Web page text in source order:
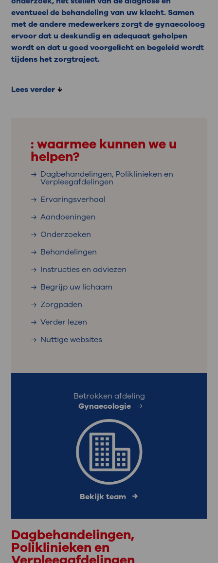
eventueel de behandeling van uw klacht. Samen
met de andere medewerkers zorgt de gynaecoloog
ervoor dat u deskundig en adequaat geholpen
wordt en dat u goed voorgelicht en begeleid wordt
tijdens het zorgtraject.
Lees verder
: waarmee kunnen we u
helpen?
Dagbehandelingen, Poliklinieken en
Verpleegafdelingen
Ervaringsverhaal
Aandoeningen
Onderzoeken
Behandelingen
Instructies en adviezen
Begrijp uw lichaam
Zorgpaden
Verder lezen
Nuttige websites
Betrokken afdeling
Gynaecologie
Bekijk team
Dagbehandelingen,
Poliklinieken en